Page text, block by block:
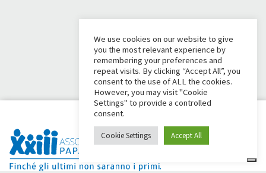
We use cookies on our website to give
you the most relevant experience by
remembering your preferences and
repeat visits. By clicking “Accept All”, you
consent to the use of ALL the cookies.
However, you may visit "Cookie
Settings" to provide a controlled
consent.
Cookie Settings Accept All